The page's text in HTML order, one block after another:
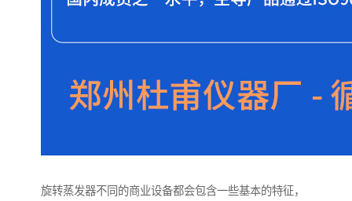
旋转蒸发器不同的商业设备都会包含一些基本的特征，